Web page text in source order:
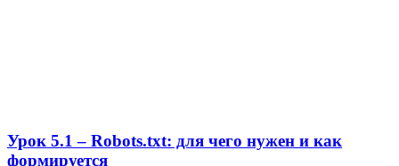
Урок 5.1 – Robots.txt: для чего нужен и как
формируется